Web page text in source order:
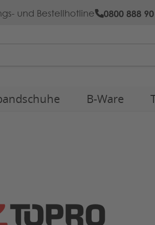
und Bestellhotline 0800 888
B-Ware